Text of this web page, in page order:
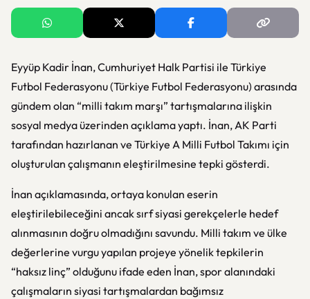
Eyyüp Kadir İnan,Cumhuriyet Halk Partisi ile Türkiye
Futbol Federasyonu (Türkiye Futbol Federasyonu) arasında
gündem olan “milli takım marşı” tartışmalarına ilişkin
sosyal medya üzerinden açıklama yaptı. İnan, AK Parti
tarafından hazırlanan ve Türkiye A Milli Futbol Takımı için
oluşturulan çalışmanın eleştirilmesine tepki gösterdi.
İnan açıklamasında, ortaya konulan eserin
eleştirilebileceğini ancak sırf siyasi gerekçelerle hedef
alınmasının doğru olmadığını savundu. Milli takım ve ülke
değerlerine vurgu yapılan projeye yönelik tepkilerin
“haksız linç” olduğunu ifade eden İnan, spor alanındaki
çalışmaların siyasi tartışmalardan bağımsız